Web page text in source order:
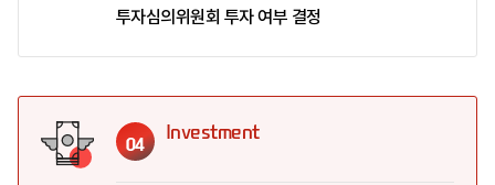
투자심의위원회 투자 여부 결정
04 Investment